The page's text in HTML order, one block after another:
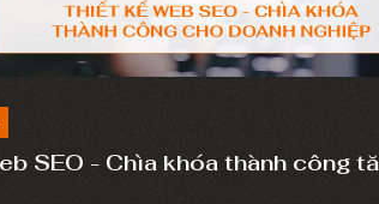
SEO - Chìa khóa thành công